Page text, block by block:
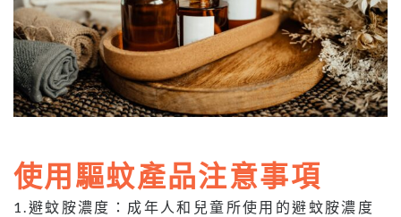
使用驅蚊產品注意事項
1.避蚊胺濃度：成年人和兒童所使用的避蚊胺濃度